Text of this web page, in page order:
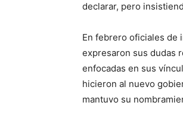
declarar, pero
En febrero oficiales de
expresaron sus dudas
enfocadas en sus
hicieron al nuevo
mantuvo su